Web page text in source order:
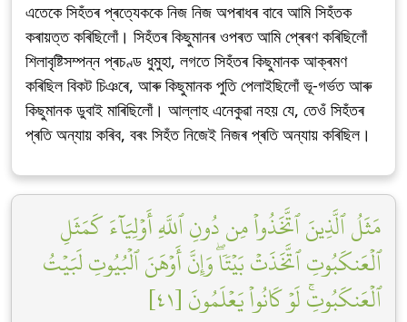
এতেকে সিহঁতৰ প্ৰত্যেককে নিজ নিজ অপৰাধৰ বাবে আমি সিহঁতক
কৰায়ত্ত কৰিছিলোঁ। সিহঁতৰ কিছুমানৰ ওপৰত আমি প্ৰেৰণ কৰিছিলোঁ
শিলাবৃষ্টিসম্পন্ন প্ৰচণ্ড ধুমুহা, লগতে সিহঁতৰ কিছুমানক আক্ৰমণ
কৰিছিল বিকট চিঞৰে, আৰু কিছুমানক পুতি পেলাইছিলোঁ ভূ-গৰ্ভত আৰু
কিছুমানক ডুবাই মাৰিছিলোঁ। আল্লাহ এনেকুৱা নহয় যে, তেওঁ সিহঁতৰ
প্ৰতি অন্যায় কৰিব, বৰং সিহঁত নিজেই নিজৰ প্ৰতি অন্যায় কৰিছিল।
مَثَلُ ٱلَّذِينَ ٱتَّخَذُواْ مِن دُونِ ٱللَّهِ أَوۡلِيَآءَ كَمَثَلِ
ٱلۡعَنكَبُوتِ ٱتَّخَذَتۡ بَيۡتٗاۖ وَإِنَّ أَوۡهَنَ ٱلۡبُيُوتِ لَبَيۡتُ
ٱلۡعَنكَبُوتِۚ لَوۡ كَانُواْ يَعۡلَمُونَ [٤١]